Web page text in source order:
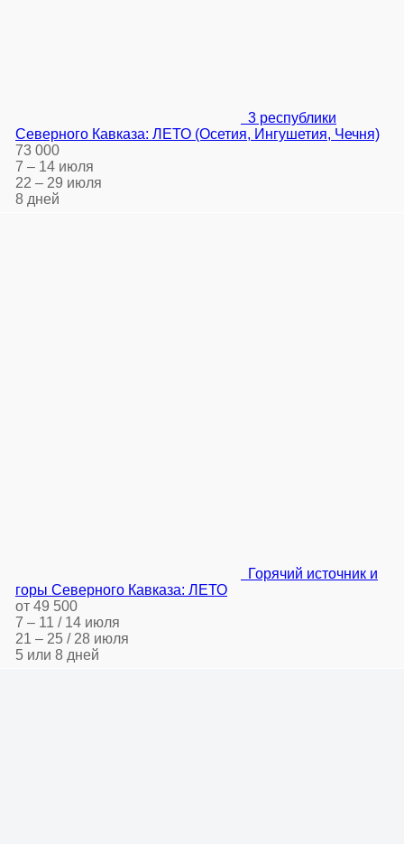
3 республики
Северного Кавказа: ЛЕТО (Осетия, Ингушетия, Чечня)
73 000
7 – 14 июля
22 – 29 июля
8 дней
Горячий источник и
горы Северного Кавказа: ЛЕТО
от 49 500
7 – 11 / 14 июля
21 – 25 / 28 июля
5 или 8 дней